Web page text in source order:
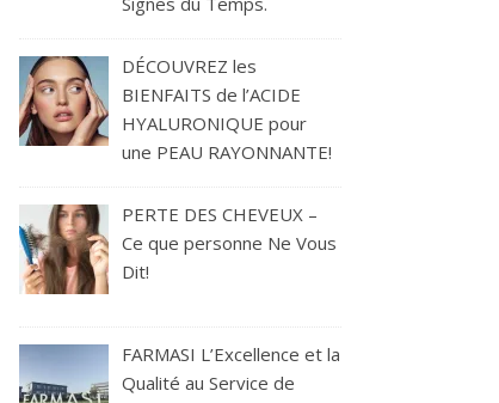
DÉCOUVREZ les
BIENFAITS de l’ACIDE
HYALURONIQUE pour
une PEAU RAYONNANTE!
PERTE DES CHEVEUX –
Ce que personne Ne Vous
Dit!
FARMASI L’Excellence et la
Qualité au Service de